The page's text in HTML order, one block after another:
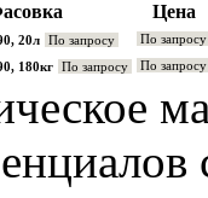
Цена
20л По запросу По запросу
180кг По запросу По запросу